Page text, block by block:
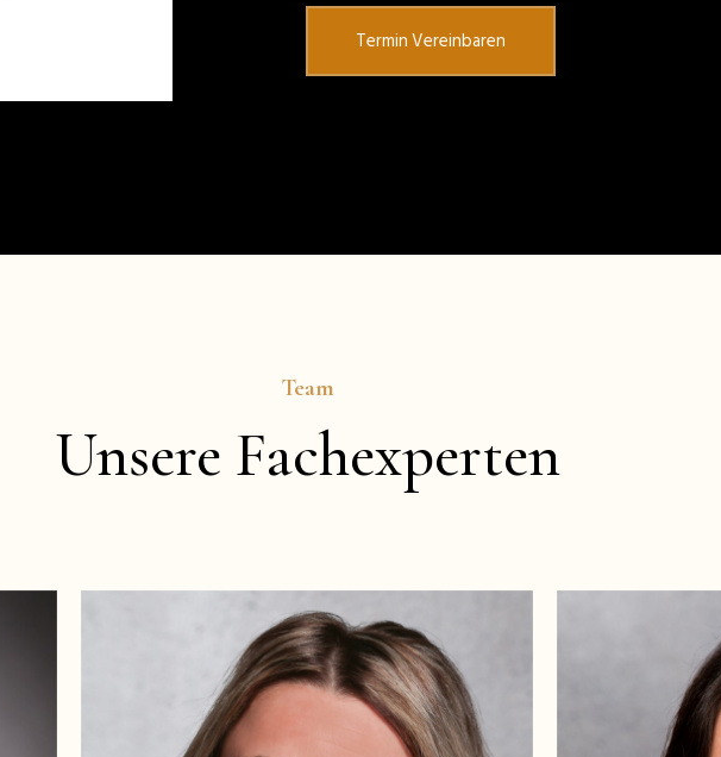
Termin Vereinbaren
Team
Unsere Fachexperten